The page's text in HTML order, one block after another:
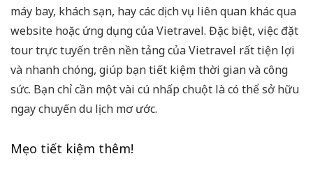
máy bay, khách sạn, hay các dịch vụ liên quan khác qua
website hoặc ứng dụng của Vietravel. Đặc biệt, việc đặt
tour trực tuyến trên nền tảng của Vietravel rất tiện lợi
và nhanh chóng, giúp bạn tiết kiệm thời gian và công
sức. Bạn chỉ cần một vài cú nhấp chuột là có thể sở hữu
ngay chuyến du lịch mơ ước.
Mẹo tiết kiệm thêm!